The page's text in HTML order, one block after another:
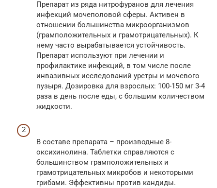
Препарат из ряда нитрофуранов для лечения
инфекций мочеполовой сферы. Активен в
отношении большинства микроорганизмов
(грамположительных и грамотрицательных). К
нему часто вырабатывается устойчивость.
Препарат используют при лечении и
профилактике инфекций, в том числе после
инвазивных исследований уретры и мочевого
пузыря. Дозировка для взрослых: 100-150 мг 3-4
раза в день после еды, с большим количеством
жидкости.
В составе препарата – производные 8-
оксихинолина. Таблетки справляются с
большинством грамположительных и
грамотрицательных микробов и некоторыми
грибами. Эффективны против кандиды.